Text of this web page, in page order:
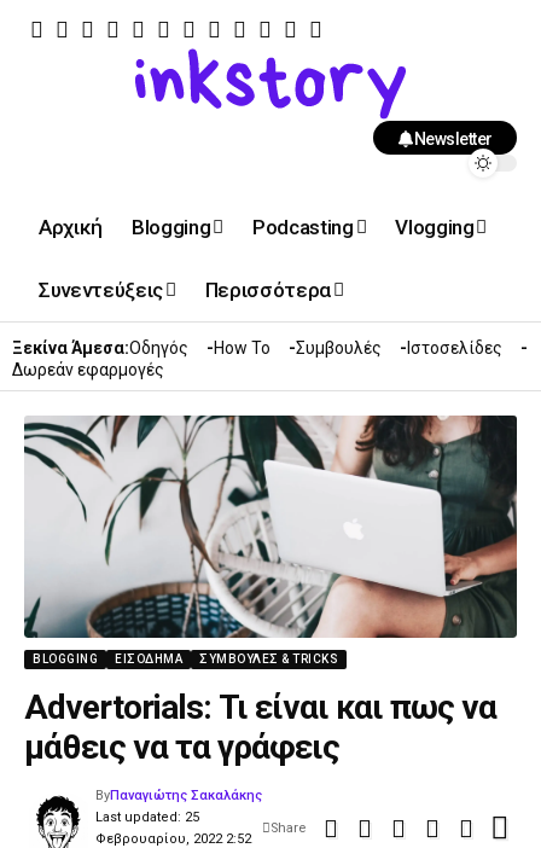
Newsletter
Αρχική Blogging Podcasting Vlogging
Συνεντεύξεις Περισσότερα
Ξεκίνα Άμεσα:Οδηγός How To Συμβουλές
Ιστοσελίδες
Δωρεάν εφαρμογές
BLOGGING ΕΙΣΌΔΗΜΑ ΣΥΜΒΟΥΛΈΣ & TRICKS
Advertorials: Τι είναι και πως να
μάθεις να τα γράφεις
Last updated: 25
Φεβρουαρίου, 2022 2:52
ByΠαναγιώτης Σακαλάκης
Share